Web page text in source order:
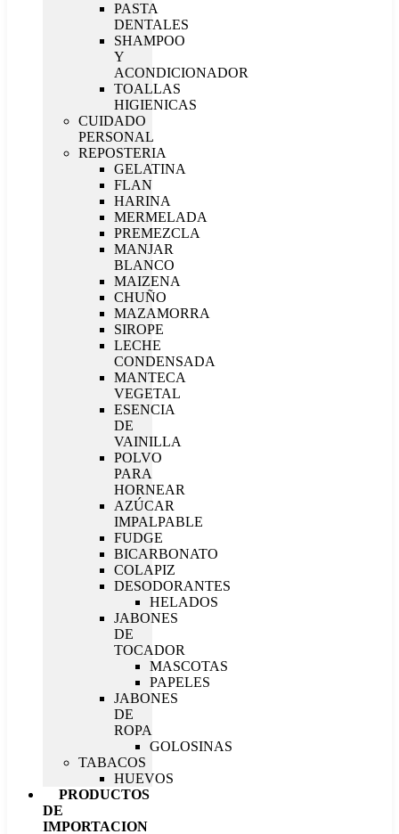
PASTA
DENTALES
SHAMPOO
Y
ACONDICIONADOR
TOALLAS
HIGIENICAS
CUIDADO
PERSONAL
REPOSTERIA
GELATINA
FLAN
HARINA
MERMELADA
PREMEZCLA
MANJAR
BLANCO
MAIZENA
CHUÑO
MAZAMORRA
SIROPE
LECHE
CONDENSADA
MANTECA
VEGETAL
ESENCIA
DE
VAINILLA
POLVO
PARA
HORNEAR
AZÚCAR
IMPALPABLE
FUDGE
BICARBONATO
COLAPIZ
DESODORANTES
HELADOS
JABONES
DE
TOCADOR
MASCOTAS
PAPELES
JABONES
DE
ROPA
GOLOSINAS
TABACOS
HUEVOS
PRODUCTOS
DE
IMPORTACION